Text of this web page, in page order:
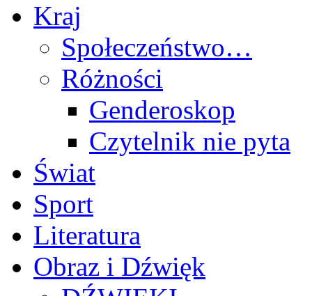
Kraj
Społeczeństwo…
Różności
Genderoskop
Czytelnik nie pyta
Świat
Sport
Literatura
Obraz i Dźwięk